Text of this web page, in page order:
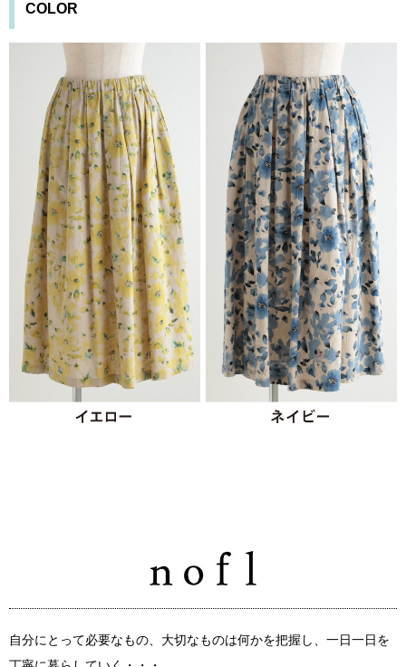
COLOR
自分にとって必要なもの、大切なものは何かを把握し、一日一日を